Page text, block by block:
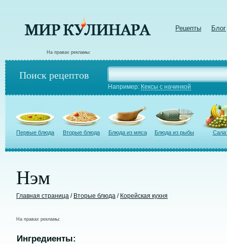
Рецепты Блог
На правах рекламы:
Поиск рецептов
Например: Кексы с начинкой
Первые блюда Вторые блюда Блюда из мяса Блюда из рыбы
Нэм
Главная страница / Вторые блюда / Корейская кухня
На правах рекламы:
Ингредиенты: